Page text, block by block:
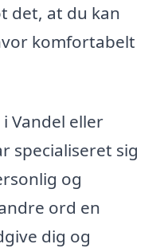
det, at du kan
komfortabelt
Vandel eller
specialiseret sig
og
ord en
dig og